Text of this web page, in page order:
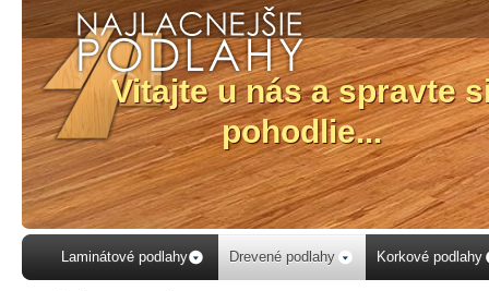
Laminátové podlahy Drevené podlahy Korkové podlahy